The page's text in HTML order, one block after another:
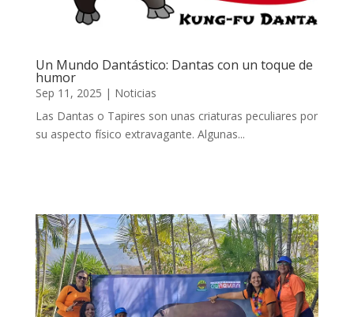
Un Mundo Dantástico: Dantas con un toque de
humor
Sep 11, 2025 | Noticias
Las Dantas o Tapires son unas criaturas peculiares por
su aspecto físico extravagante. Algunas...